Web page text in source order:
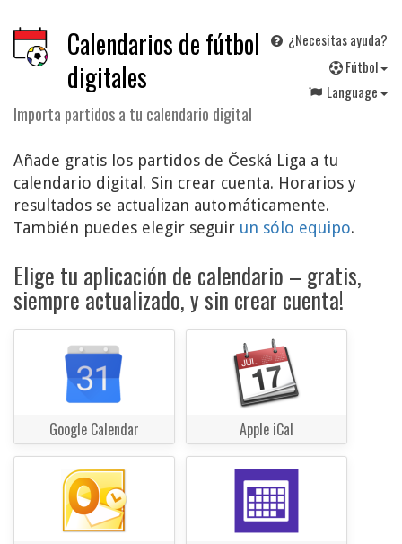
Calendarios de fútbol
digitales
Importa partidos a tu calendario digital
¿Necesitas ayuda?
Fútbol
Language
Añade gratis los partidos de Česká Liga a tu
calendario digital. Sin crear cuenta. Horarios y
resultados se actualizan automáticamente.
También puedes elegir seguir un sólo equipo.
Elige tu aplicación de calendario – gratis,
siempre actualizado, y sin crear cuenta!
Google Calendar Apple iCal